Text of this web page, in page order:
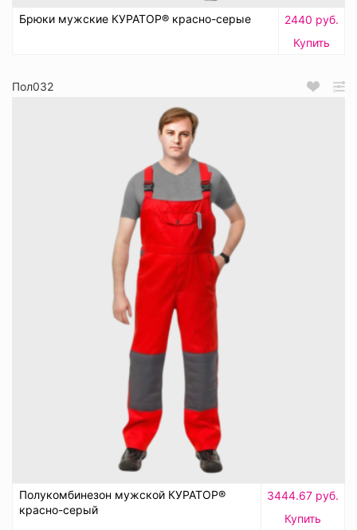
Брюки мужские КУРАТОР® красно-серые
2440 руб.
Купить
Пол032
Полукомбинезон мужской КУРАТОР®
красно-серый
3444.67 руб.
Купить